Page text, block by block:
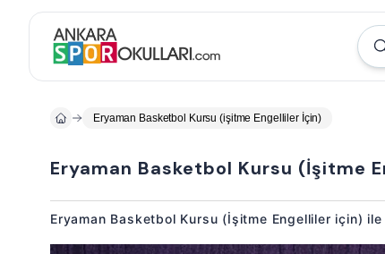
Eryaman Basketbol Kursu (işitme Engelliler İçin)
Eryaman Basketbol Kursu (İşitme
Eryaman Basketbol Kursu (İşitme Engelliler için)